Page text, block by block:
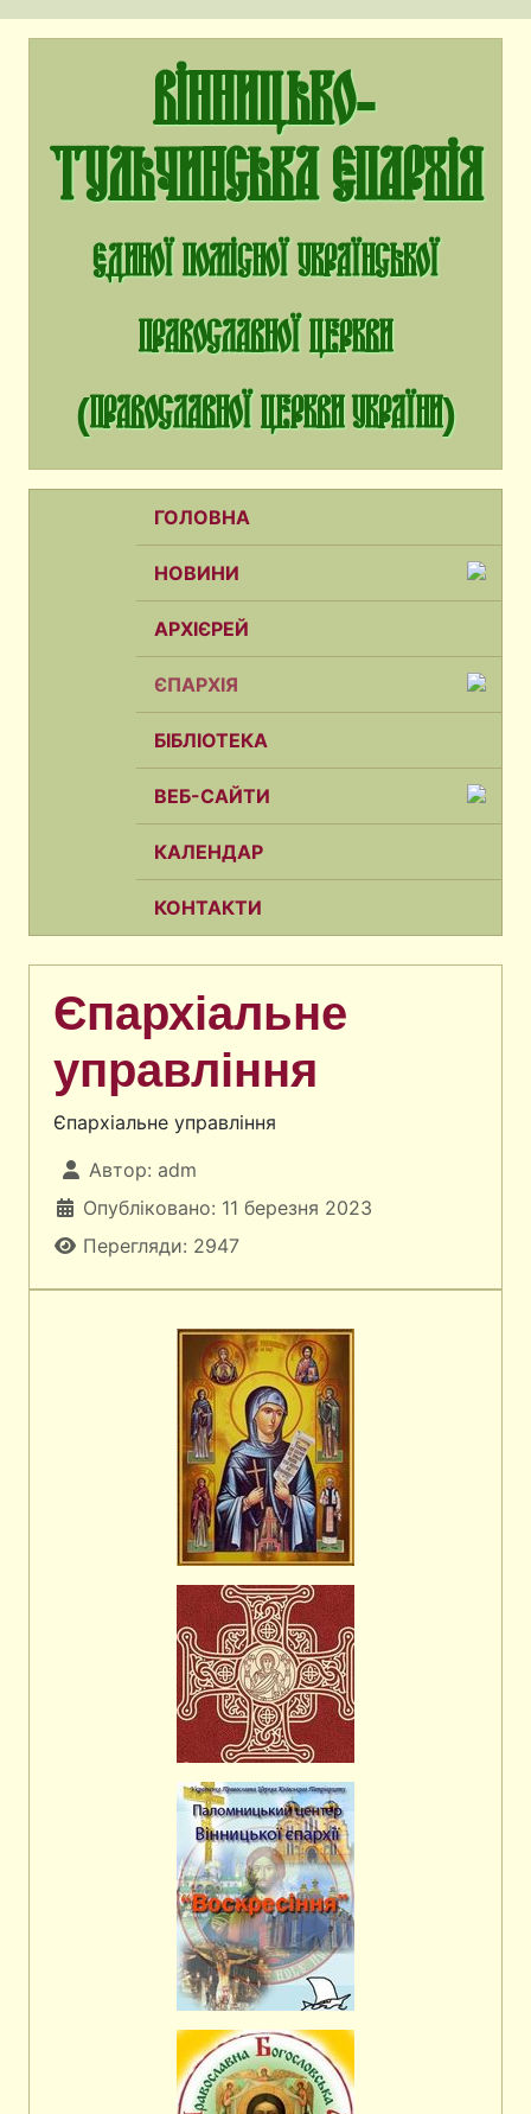
Вінницько-
Тульчинська єпархія
єдиної помісної Української
Православної Церкви
(Православної Церкви України)
ГОЛОВНА
НОВИНИ
АРХІЄРЕЙ
ЄПАРХІЯ
БІБЛІОТЕКА
ВЕБ-САЙТИ
КАЛЕНДАР
КОНТАКТИ
Єпархіальне
управління
Єпархіальне управління
Автор: adm
Опубліковано: 11 березня 2023
Перегляди: 2947